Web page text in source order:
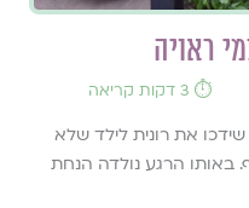
ראויה
⏱️ 3 דקות קריאה
את רונית לילד שלא
הרגע נולדה הנחת